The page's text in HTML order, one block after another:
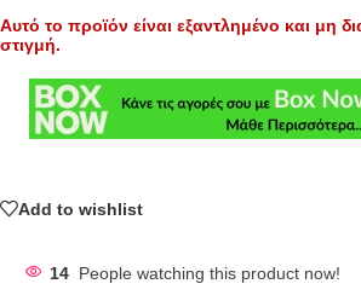
Αυτό το προϊόν είναι εξαντλημένο και μη
στιγμή.
Add to wishlist
14 People watching this product now!